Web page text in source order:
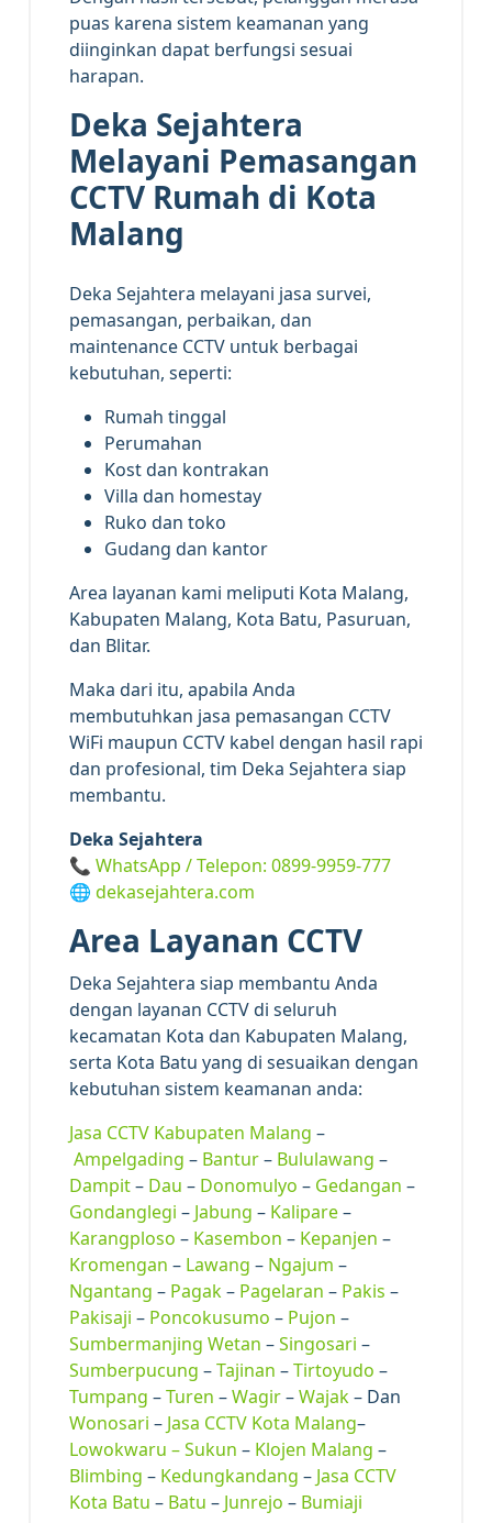
puas karena sistem keamanan yang
diinginkan dapat berfungsi sesuai
harapan.
Deka Sejahtera
Melayani Pemasangan
CCTV Rumah di Kota
Malang
Deka Sejahtera melayani jasa survei,
pemasangan, perbaikan, dan
maintenance CCTV untuk berbagai
kebutuhan, seperti:
Rumah tinggal
Perumahan
Kost dan kontrakan
Villa dan homestay
Ruko dan toko
Gudang dan kantor
Area layanan kami meliputi Kota Malang,
Kabupaten Malang, Kota Batu, Pasuruan,
dan Blitar.
Maka dari itu, apabila Anda
membutuhkan jasa pemasangan CCTV
WiFi maupun CCTV kabel dengan hasil rapi
dan profesional, tim Deka Sejahtera siap
membantu.
Deka Sejahtera
📞 WhatsApp / Telepon: 0899-9959-777
🌐 dekasejahtera.com
Area Layanan CCTV
Deka Sejahtera siap membantu Anda
dengan layanan CCTV di seluruh
kecamatan Kota dan Kabupaten Malang,
serta Kota Batu yang di sesuaikan dengan
kebutuhan sistem keamanan anda:
Jasa CCTV Kabupaten Malang –
Ampelgading – Bantur– Bululawang –
Dampit– Dau – Donomulyo – Gedangan –
Gondanglegi – Jabung – Kalipare–
Karangploso – Kasembon – Kepanjen –
Kromengan – Lawang – Ngajum –
Ngantang – Pagak– Pagelaran – Pakis –
Pakisaji – Poncokusumo – Pujon –
Sumbermanjing Wetan –Singosari –
Sumberpucung –Tajinan –Tirtoyudo –
Tumpang –Turen –Wagir–Wajak– Dan
Wonosari – Jasa CCTV Kota Malang–
Lowokwaru –Sukun – Klojen Malang –
Blimbing – Kedungkandang – Jasa CCTV
Kota Batu – Batu – Junrejo – Bumiaji